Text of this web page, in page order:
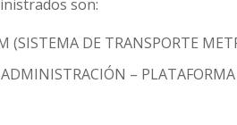
son:
(SISTEMA DE TRANSPORTE
–